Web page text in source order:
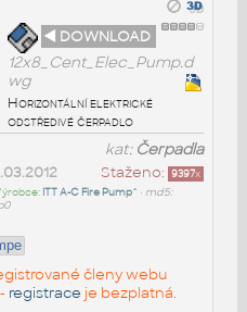
◄ DOWNLOAD
12x8_Cent_Elec_Pump.d
wg
Horizontální elektrické
odstředivé čerpadlo
kat: Čerpadla
Staženo: 9397x
ITT A-C Fire Pump^ • md5:
členy webu
registrace je bezplatná.